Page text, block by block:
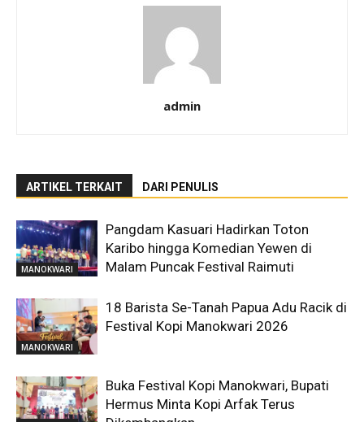
admin
ARTIKEL TERKAIT DARI PENULIS
MANOKWARI
Pangdam Kasuari Hadirkan Toton
Karibo hingga Komedian Yewen di
Malam Puncak Festival Raimuti
MANOKWARI
18 Barista Se-Tanah Papua Adu Racik di
Festival Kopi Manokwari 2026
Buka Festival Kopi Manokwari, Bupati
Hermus Minta Kopi Arfak Terus